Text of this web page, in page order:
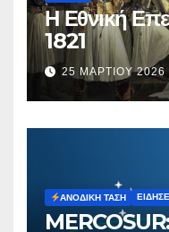
Η Εθνική
1821
25 ΜΑΡΤΊΟΥ 2026
ΑΝΟΔΙΚΉ ΤΆΣΗ